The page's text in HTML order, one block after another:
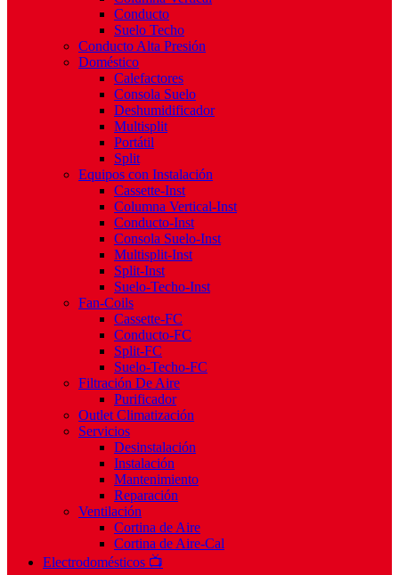
Conducto
Suelo Techo
Conducto Alta Presión
Doméstico
Calefactores
Consola Suelo
Deshumidificador
Multisplit
Portátil
Split
Equipos con Instalación
Cassette-Inst
Columna Vertical-Inst
Conducto-Inst
Consola Suelo-Inst
Multisplit-Inst
Split-Inst
Suelo-Techo-Inst
Fan-Coils
Cassette-FC
Conducto-FC
Split-FC
Suelo-Techo-FC
Filtración De Aire
Purificador
Outlet Climatización
Servicios
Desinstalación
Instalación
Mantenimiento
Reparación
Ventilación
Cortina de Aire
Cortina de Aire-Cal
Electrodomésticos 📺